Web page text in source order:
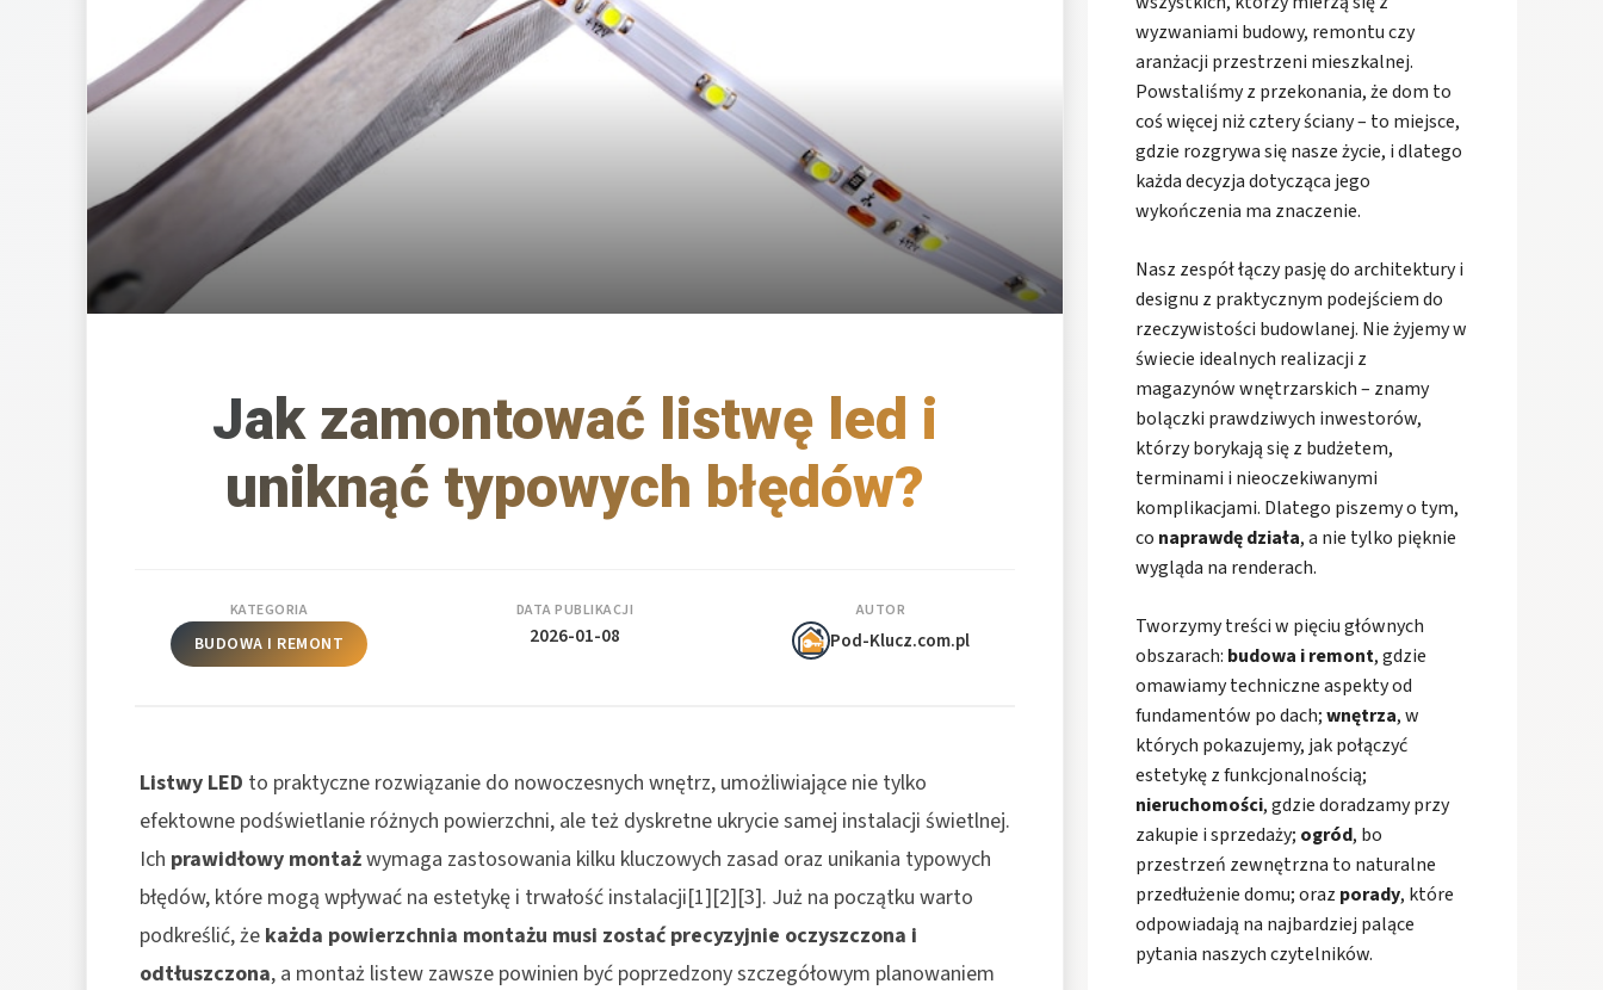
Jak zamontować listwę led i
uniknąć typowych błędów?
KATEGORIA
BUDOWA I REMONT
DATA PUBLIKACJI
2026-01-08
AUTOR
Pod-Klucz.com.pl
Listwy LED to praktyczne rozwiązanie do nowoczesnych wnętrz, umożliwiające nie tylko
efektowne podświetlanie różnych powierzchni, ale też dyskretne ukrycie samej instalacji świetlnej.
Ich prawidłowy montażwymaga zastosowania kilku kluczowych zasad oraz unikania typowych
błędów, które mogą wpływać na estetykę i trwałość instalacji[1][2][3]. Już na początku warto
podkreślić, że każda powierzchnia montażu musi zostać precyzyjnie oczyszczona i
odtłuszczona, a montaż listew zawsze powinien być poprzedzony szczegółowym planowaniem
wyzwaniami budowy, remontu czy
aranżacji przestrzeni mieszkalnej.
Powstaliśmy z przekonania, że dom to
coś więcej niż cztery ściany – to miejsce,
gdzie rozgrywa się nasze życie, i dlatego
każda decyzja dotycząca jego
wykończenia ma znaczenie.
Nasz zespół łączy pasję do architektury i
designu z praktycznym podejściem do
rzeczywistości budowlanej. Nie żyjemy w
świecie idealnych realizacji z
magazynów wnętrzarskich – znamy
bolączki prawdziwych inwestorów,
którzy borykają się z budżetem,
terminami i nieoczekiwanymi
komplikacjami. Dlatego piszemy o tym,
co naprawdę działa, a nie tylko pięknie
wygląda na renderach.
Tworzymy treści w pięciu głównych
obszarach: budowa i remont, gdzie
omawiamy techniczne aspekty od
fundamentów po dach;wnętrza, w
których pokazujemy, jak połączyć
estetykę z funkcjonalnością;
nieruchomości, gdzie doradzamy przy
zakupie i sprzedaży; ogród, bo
przestrzeń zewnętrzna to naturalne
przedłużenie domu; oraz porady, które
odpowiadają na najbardziej palące
pytania naszych czytelników.